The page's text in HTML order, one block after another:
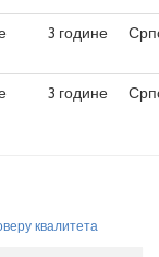
3 године
3 године
квалитета